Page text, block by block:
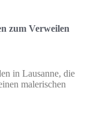
zum Verweilen
in Lausanne, die
malerischen